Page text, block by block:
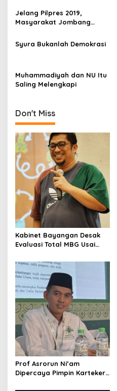
i
a
i
o
Pribadimu
Jelang Pilpres 2019,
Masyarakat Jombang
Yusril Ihza Mahendra
Syura Bukanlah Demokrasi
Muhammadiyah dan NU Itu
Saling Melengkapi
Don't Miss
Kabinet Bayangan Desak
Evaluasi Total MBG Usai
Massal
Prof Asrorun Ni’am
Dipercaya Pimpin Karteker